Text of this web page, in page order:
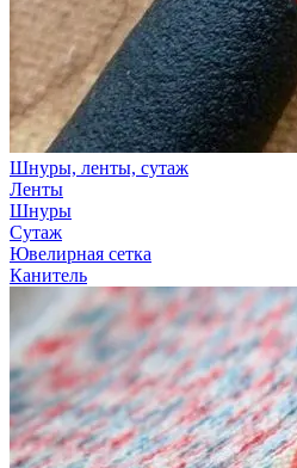
Шнуры, ленты, сутаж
Ленты
Шнуры
Сутаж
Ювелирная сетка
Канитель